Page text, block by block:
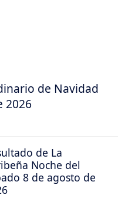
de Navidad
2026
de La
Noche del
8 de agosto de